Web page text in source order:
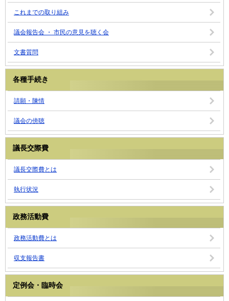
これまでの取り組み
議会報告会 ・ 市民の意見を聴く会
文書質問
各種手続き
請願・陳情
議会の傍聴
議長交際費
議長交際費とは
執行状況
政務活動費
政務活動費とは
収支報告書
定例会・臨時会